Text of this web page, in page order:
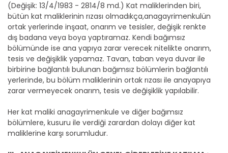
(Değişik: 13/4/1983 - 2814/8 md.) Kat maliklerinden biri,
bütün kat maliklerinin rızası olmadıkça,anagayrimenkulün
ortak yerlerinde inşaat, onarım ve tesisler, değişik renkte
dış badana veya boya yaptıramaz. Kendi bağımsız
bölümünde ise ana yapıya zarar verecek nitelikte onarım,
tesis ve değişiklik yapamaz. Tavan, taban veya duvar ile
birbirine bağlantılı bulunan bağımsız bölümlerin bağlantılı
yerlerinde, bu bölüm maliklerinin ortak rızası ile anayapıya
zarar vermeyecek onarım, tesis ve değişiklik yapılabilir.
Her kat maliki anagayrimenkule ve diğer bağımsız
bölümlere, kusuru ile verdiği zarardan dolayı diğer kat
maliklerine karşı sorumludur.